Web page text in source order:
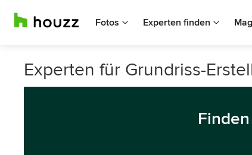
Fotos Experten finden
Experten für Grundriss-